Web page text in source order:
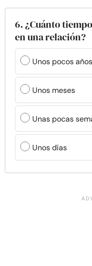
6. ¿Cuánto
en una relación?
Unos pocos años
Unos meses
Unas pocas
Unos días